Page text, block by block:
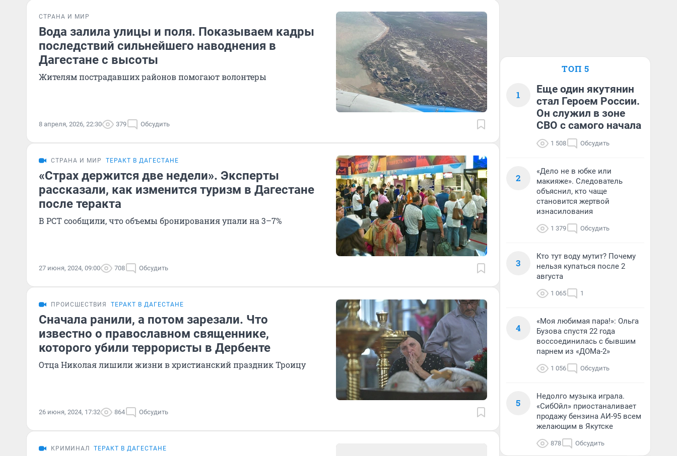
СТРАНА И МИР
Вода залила улицы и поля. Показываем кадры
последствий сильнейшего наводнения в
Дагестане с высоты
Жителям пострадавших районов помогают волонтеры
8 апреля, 2026, 22:30 379 Обсудить
СТРАНА И МИР ТЕРАКТ В ДАГЕСТАНЕ
«Страх держится две недели». Эксперты
рассказали, как изменится туризм в Дагестане
после теракта
В РСТ сообщили, что объемы бронирования упали на 3–7%
27 июня, 2024, 09:00 708 Обсудить
ПРОИСШЕСТВИЯ ТЕРАКТ В ДАГЕСТАНЕ
Сначала ранили, а потом зарезали. Что
известно о православном священнике,
которого убили террористы в Дербенте
Отца Николая лишили жизни в христианский праздник Троицу
26 июня, 2024, 17:32 864 Обсудить
КРИМИНАЛ ТЕРАКТ В ДАГЕСТАНЕ
ТОП 5
1
Еще один якутянин
стал Героем России.
Он служил в зоне
СВО с самого начала
1 508 Обсудить
2
«Дело не в юбке или
макияже». Следователь
объяснил, кто чаще
становится жертвой
изнасилования
1 379 Обсудить
3
Кто тут воду мутит? Почему
нельзя купаться после 2
августа
1 065 1
4
«Моя любимая пара!»: Ольга
Бузова спустя 22 года
воссоединилась с бывшим
парнем из «ДОМа-2»
1 056 Обсудить
5
Недолго музыка играла.
«СибОйл» приостаналивает
продажу бензина АИ-95 всем
желающим в Якутске
878 Обсудить